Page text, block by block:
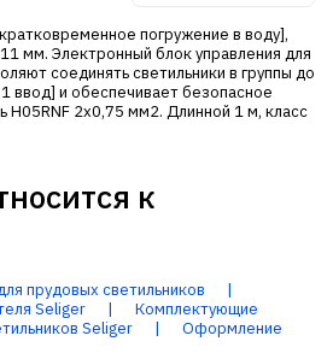
погружение в воду],
мм. Электронный блок управления для
соединять светильники в группы до
ввод] и обеспечивает безопасное
H05RNF 2x0,75 мм2. Длинной 1 м, класс
к
прудовых светильников
|
Seliger
|
Комплектующие
Seliger
|
Оформление